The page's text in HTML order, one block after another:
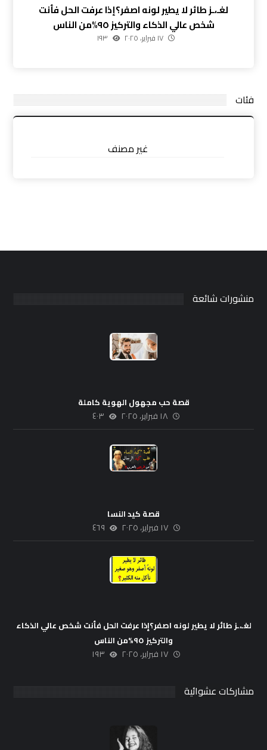
لغـ،ـز طائر لا يطير لونه اصفر؟إذا عرفت الحل فأنت
شخص عالي الذكاء والتركيز ٩٥%من الناس
١٧ فبراير، ٢٠٢٥ ١٩٣
فئات
غير مصنف
منشورات شائعة
قصة حب مجهول الهوية كاملة
١٨ فبراير، ٢٠٢٥ ٤٠٣
قصة كيد النسا
١٧ فبراير، ٢٠٢٥ ٤٦٩
لغـ،ـز طائر لا يطير لونه اصفر؟إذا عرفت الحل فأنت شخص عالي الذكاء
والتركيز ٩٥%من الناس
١٧ فبراير، ٢٠٢٥ ١٩٣
مشاركات عشوائية